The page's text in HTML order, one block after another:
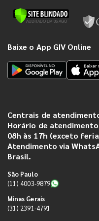
Baixe o App GIV Online
Centrais de
Horário de
08h às 17h (exceto
Atendimento via
Brasil.
São Paulo
(11) 4003-9879
Minas Gerais
(31) 2391-4791